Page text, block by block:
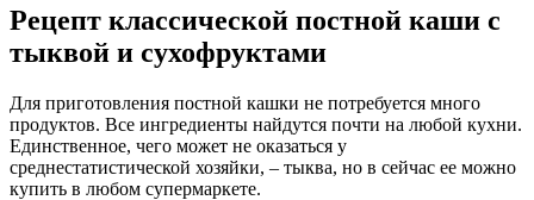
Рецепт классической постной каши с
тыквой и сухофруктами
Для приготовления постной кашки не потребуется много
продуктов. Все ингредиенты найдутся почти на любой кухни.
Единственное, чего может не оказаться у
среднестатистической хозяйки, – тыква, но в сейчас ее можно
купить в любом супермаркете.